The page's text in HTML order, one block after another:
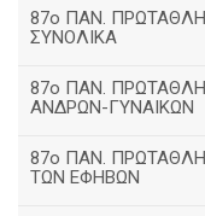
87ο ΠΑΝ.
ΣΥΝΟΛΙΚΑ
87ο ΠΑΝ.
ΑΝΔΡΩΝ-ΓΥΝΑΙΚΩΝ
87ο ΠΑΝ.
ΤΩΝ ΕΦΗΒΩΝ